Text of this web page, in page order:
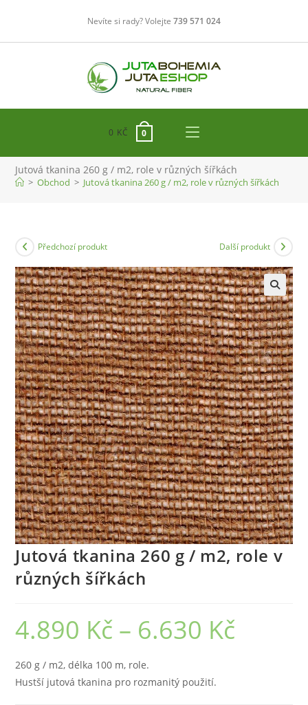
obsahu
Nevíte si rady? Volejte 739 571 024
0 KČ 0
Jutová tkanina 260 g / m2, role v různých šířkách
> Obchod > Jutová tkanina 260 g / m2, role v různých šířkách
Předchozí produkt Další produkt
🔍
Jutová tkanina 260 g / m2, role v
různých šířkách
4.890 Kč – 6.630 KčRozpětí
260 g / m2, délka 100 m, role.
Hustší jutová tkanina pro rozmanitý použití.